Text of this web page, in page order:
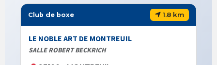
Club de boxe 1.8 km
LE NOBLE ART DE MONTREUIL
SALLE ROBERT BECKRICH